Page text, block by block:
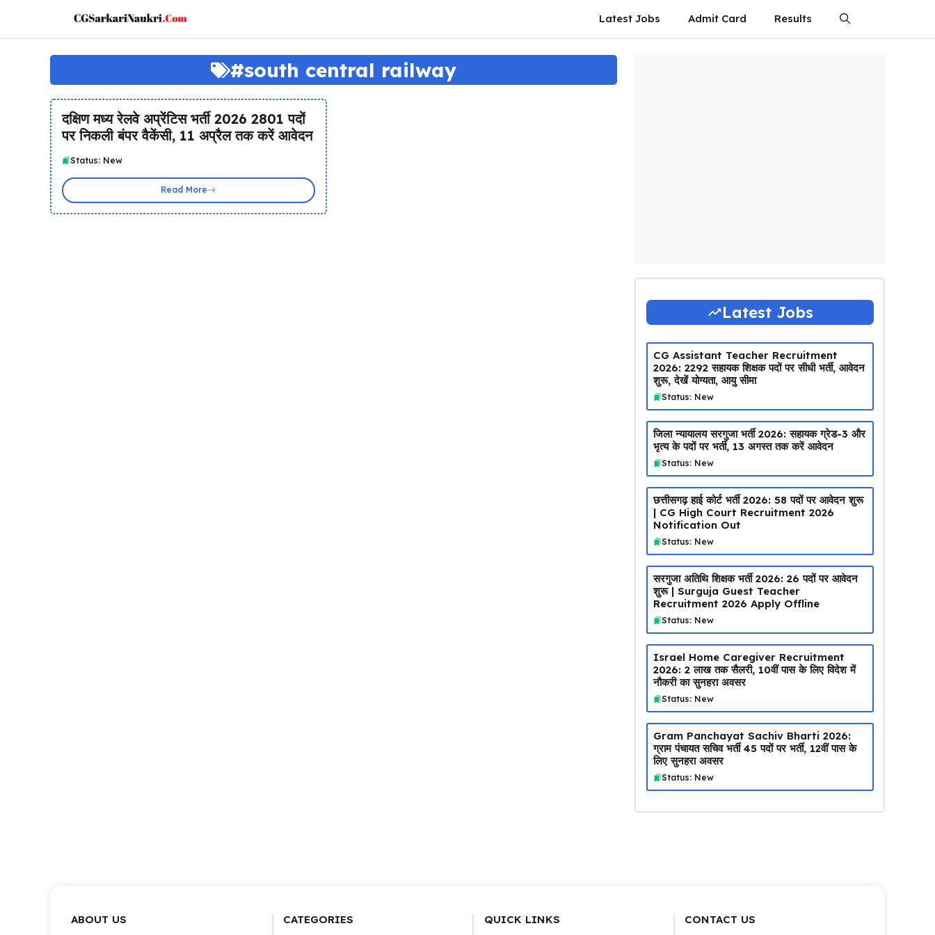
content
Latest Jobs Admit Card Results
#south central railway
दक्षिण मध्य रेलवे अप्रेंटिस भर्ती 2026 2801 पदों
पर निकली बंपर वैकेंसी, 11 अप्रैल तक करें आवेदन
Status: New
Read More
Latest Jobs
CG Assistant Teacher Recruitment
2026: 2292 सहायक शिक्षक पदों पर सीधी भर्ती, आवेदन
शुरू, देखें योग्यता, आयु सीमा
Status: New
जिला न्यायालय सरगुजा भर्ती 2026: सहायक ग्रेड-3 और
भृत्य के पदों पर भर्ती, 13 अगस्त तक करें आवेदन
Status: New
छत्तीसगढ़ हाई कोर्ट भर्ती 2026: 58 पदों पर आवेदन शुरू
| CG High Court Recruitment 2026
Notification Out
Status: New
सरगुजा अतिथि शिक्षक भर्ती 2026: 26 पदों पर आवेदन
शुरू | Surguja Guest Teacher
Recruitment 2026 Apply Offline
Status: New
Israel Home Caregiver Recruitment
2026: ₹2 लाख तक सैलरी, 10वीं पास के लिए विदेश में
नौकरी का सुनहरा अवसर
Status: New
Gram Panchayat Sachiv Bharti 2026:
ग्राम पंचायत सचिव भर्ती 45 पदों पर भर्ती, 12वीं पास के
लिए सुनहरा अवसर
Status: New
ABOUT US CATEGORIES QUICK LINKS CONTACT US